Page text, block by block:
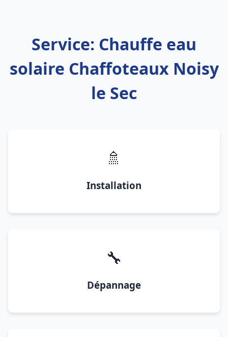
Service: Chauffe eau
solaire Chaffoteaux Noisy
le Sec
🚿
Installation
🔧
Dépannage